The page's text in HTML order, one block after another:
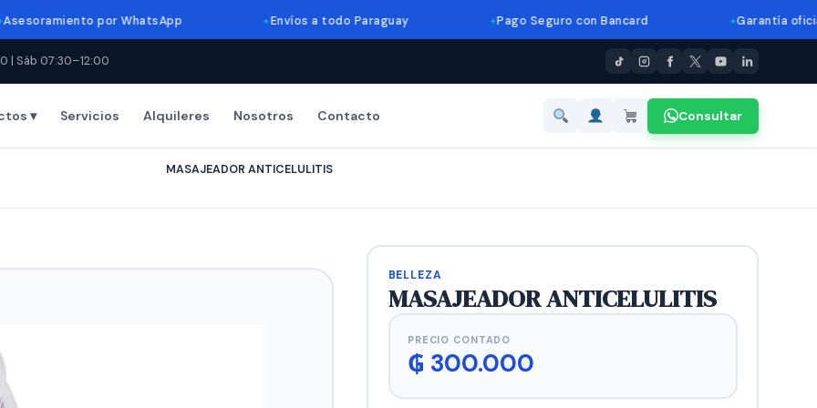
por WhatsApp Envíos a todo Paraguay Pago Seguro con Bancard Garantía oficial
| Sáb 07:30–12:00
▾ Servicios Alquileres Nosotros Contacto Consultar
MASAJEADOR ANTICELULITIS
BELLEZA
MASAJEADOR ANTICELULITIS
PRECIO CONTADO
₲ 300.000